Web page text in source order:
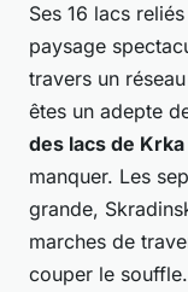
Ses 16 lacs
paysage
travers un
êtes un adepte
des lacs de Krka
manquer. Les
grande,
marches de
couper le souffle.